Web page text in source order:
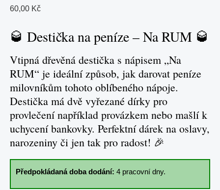
60,00 Kč
🥃 Destička na peníze – Na RUM 🥃
Vtipná dřevěná destička s nápisem „Na
RUM“ je ideální způsob, jak darovat peníze
milovníkům tohoto oblíbeného nápoje.
Destička má dvě vyřezané dírky pro
provlečení například provázkem nebo mašlí k
uchycení bankovky. Perfektní dárek na oslavy,
narozeniny či jen tak pro radost! 🎉
Předpokládaná doba dodání: 4 pracovní dny.